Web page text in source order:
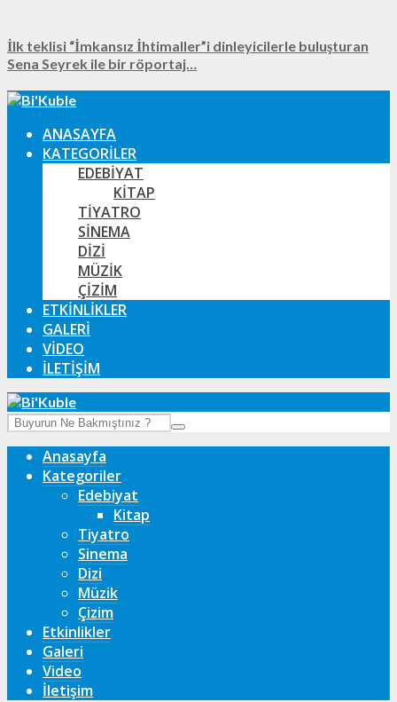
İlk teklisi “İmkansız İhtimaller”i dinleyicilerle buluşturan
Sena Seyrek ile bir röportaj…
ANASAYFA
KATEGORILER
EDEBIYAT
KITAP
TIYATRO
SINEMA
DIZI
MÜZIK
ÇIZIM
ETKINLIKLER
GALERI
VIDEO
İLETIŞIM
Anasayfa
Kategoriler
Edebiyat
Kitap
Tiyatro
Sinema
Dizi
Müzik
Çizim
Etkinlikler
Galeri
Video
İletişim